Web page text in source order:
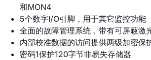
和MON4
5个数字I/O引脚，用于其它监控功能
全面的故障管理系统，带有可屏蔽激
内部校准数据的访问提供两级加密保
密码1保护120字节非易失存储器